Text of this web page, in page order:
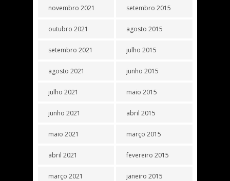
novembro 2021
outubro 2021
setembro 2021
agosto 2021
julho 2021
junho 2021
maio 2021
abril 2021
março 2021
setembro 2015
agosto 2015
julho 2015
junho 2015
maio 2015
abril 2015
março 2015
fevereiro 2015
janeiro 2015